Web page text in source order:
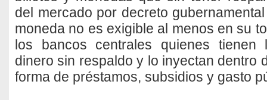
del mercado por decreto
moneda no es exigible al menos en su
los bancos centrales quienes tienen
dinero sin respaldo y lo inyectan dentro
forma de préstamos, subsidios y gasto